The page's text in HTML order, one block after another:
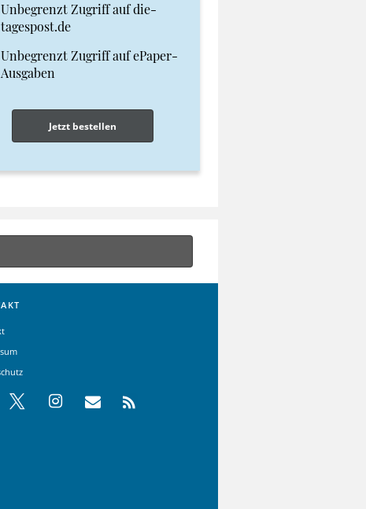
Unbegrenzt Zugriff auf die-
tagespost.de
Unbegrenzt Zugriff auf ePaper-
Ausgaben
Jetzt bestellen